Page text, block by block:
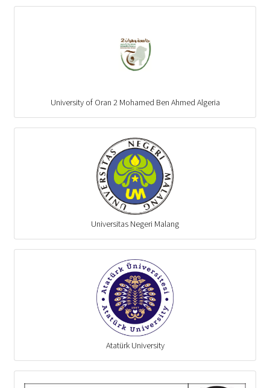
University of Oran 2 Mohamed Ben Ahmed Algeria
Universitas Negeri Malang
Atatürk University